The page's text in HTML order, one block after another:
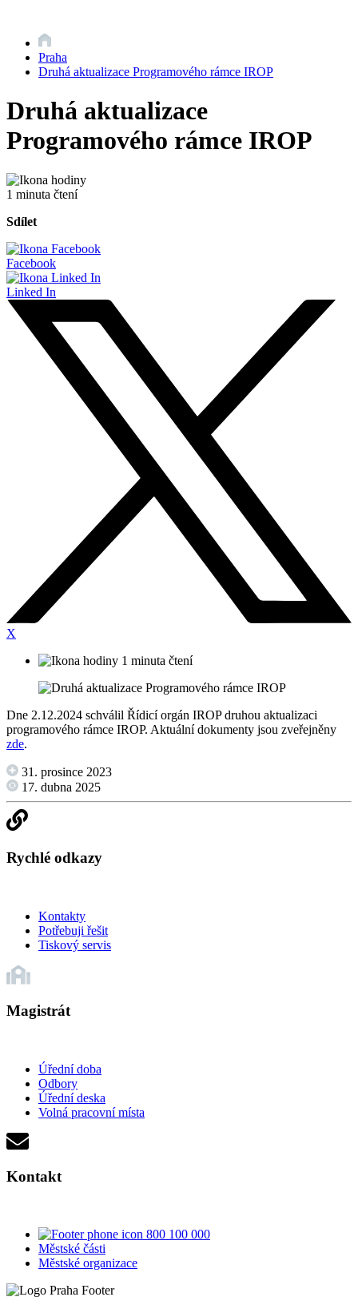
Praha
Druhá aktualizace Programového rámce IROP
Druhá aktualizace
Programového rámce IROP
1 minuta čtení
Sdílet
Facebook
Linked In
X
1 minuta čtení
Dne 2.12.2024 schválil Řídicí orgán IROP druhou aktualizaci
programového rámce IROP. Aktuální dokumenty jsou zveřejněny
zde.
31. prosince 2023
17. dubna 2025
Rychlé odkazy
Kontakty
Potřebuji řešit
Tiskový servis
Magistrát
Úřední doba
Odbory
Úřední deska
Volná pracovní místa
Kontakt
800 100 000
Městské části
Městské organizace